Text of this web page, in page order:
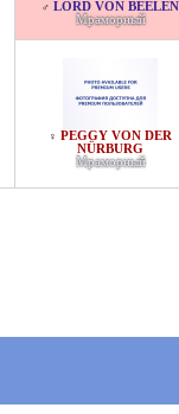
♂ LORD VON BEELEN
Мраморный
♀ PEGGY VON DER
NÜRBURG
Мраморный